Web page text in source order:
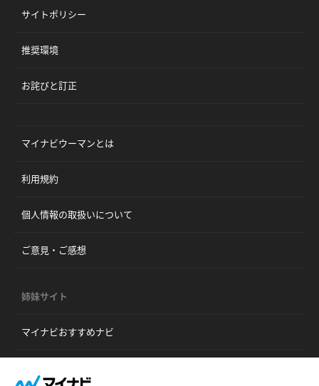
サイトポリシー
推奨環境
お詫びと訂正
マイナビウーマンとは
利用規約
個人情報の取扱いについて
ご意見・ご感想
姉妹サイト
マイナビおすすめナビ